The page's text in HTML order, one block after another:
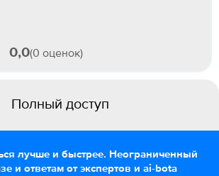
0,0(0 оценок)
Полный доступ
лучше и быстрее. Неограниченный
и ответам от экспертов и ai-bota